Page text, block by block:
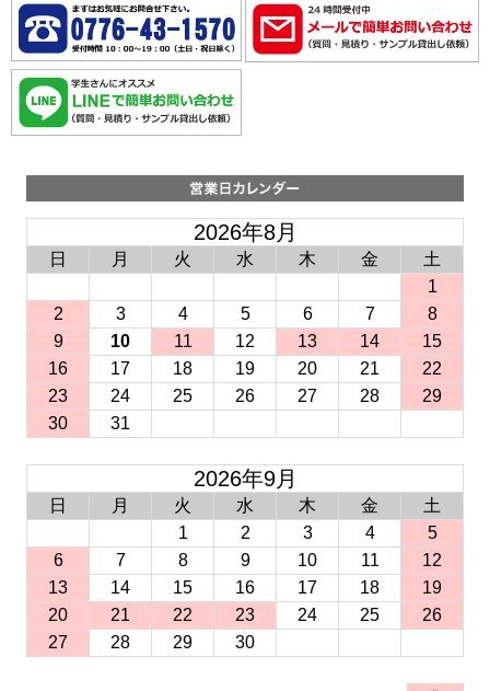
2026年8月
日 月 火 水 木 金
土
1
2
3 4 5 6 7
8
9
10 11 12 13 14
15
16
17 18 19 20 21
22
23
24 25 26 27 28
29
30
31
2026年9月
日 月 火 水 木 金
土
1
2 3 4
5
6
7 8 9 10 11
12
13
14 15 16 17 18
19
20
21 22 23 24 25
26
27
28 29 30